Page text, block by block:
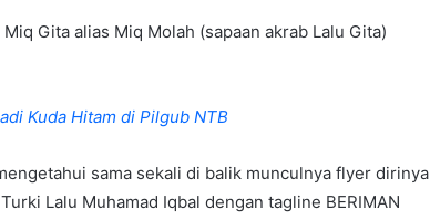
Gita alias Miq Molah (sapaan akrab Lalu Gita)
Kuda Hitam di Pilgub NTB
sama sekali di balik munculnya flyer dirinya
Lalu Muhamad Iqbal dengan tagline BERIMAN